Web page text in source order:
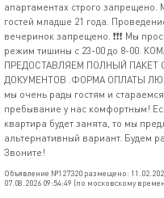
апартаментах строго запрещено.
гостей младше 21 года.
вечеринок запрещено. ❗️❗️❗️ Мы
режим тишины с 23-00 до 8-00.
ПРЕДОСТАВЛЯЕМ ПОЛНЫЙ ПАКЕТ
ДОКУМЕНТОВ .ФОРМА ОПЛАТЫ
мы очень рады гостям и
пребывание у нас комфортным!
квартира будет занята, то мы
альтернативный вариант. Будем
Звоните!
Объявление №127320 размещено:
07.08.2026 09:54:49 (по московскому